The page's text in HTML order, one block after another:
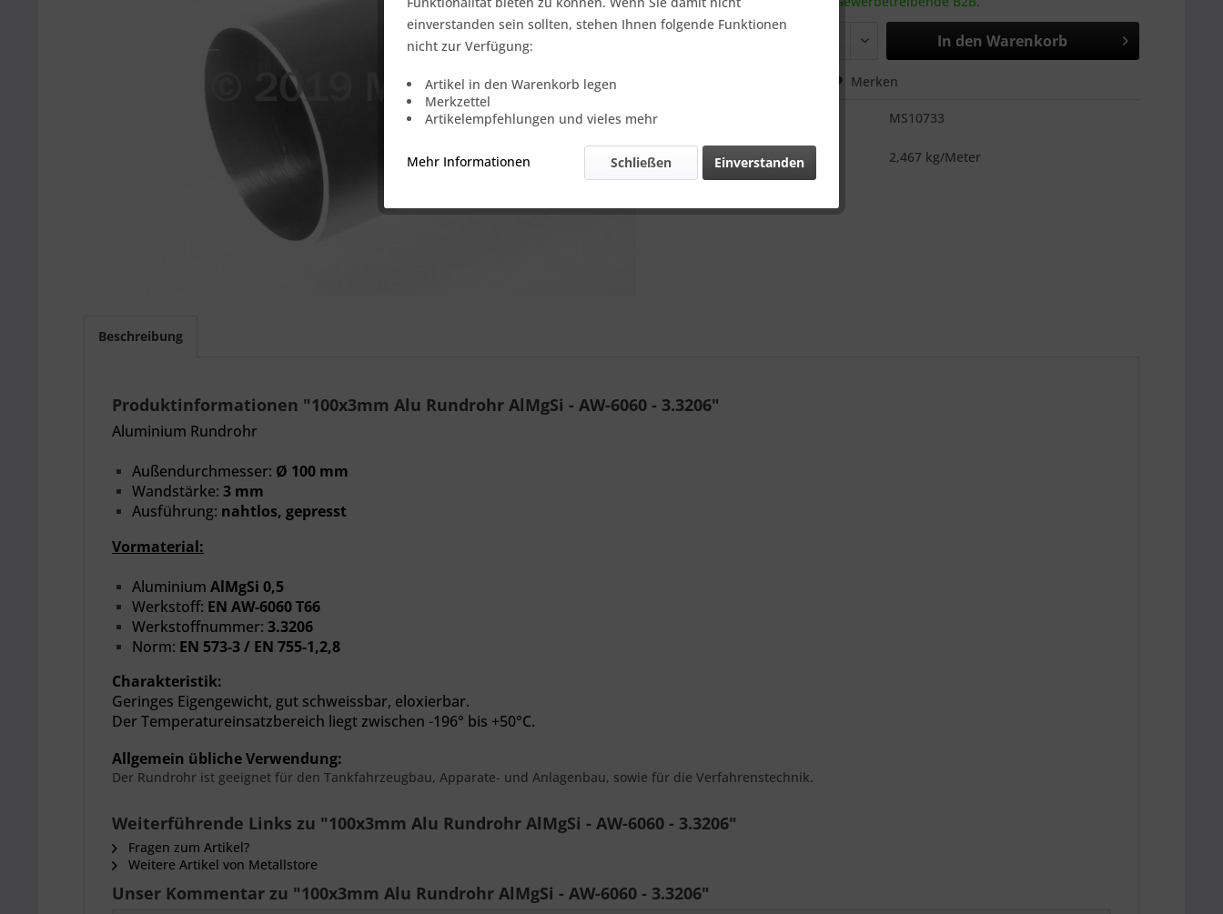
In den Warenkorb
Merken
MS10733
Gewicht::
2,467 kg/Meter
Beschreibung
Produktinformationen "100x3mm Alu Rundrohr AlMgSi - AW-6060 - 3.3206"
Aluminium Rundrohr
Außendurchmesser: Ø 100 mm
Wandstärke: 3 mm
Ausführung: nahtlos, gepresst
Vormaterial:
Aluminium AlMgSi 0,5
Werkstoff: EN AW-6060 T66
Werkstoffnummer: 3.3206
Norm: EN 573-3 / EN 755-1,2,8
Charakteristik:
Geringes Eigengewicht, gut schweissbar, eloxierbar.
DerTemperatureinsatzbereich liegt zwischen -196° bis +50°C.
Allgemein übliche Verwendung:
Der Rundrohr ist geeignet für den Tankfahrzeugbau, Apparate- und Anlagenbau, sowie für die Verfahrenstechnik.
Weiterführende Links zu "100x3mm Alu Rundrohr AlMgSi - AW-6060 - 3.3206"
Fragen zum Artikel?
Weitere Artikel von Metallstore
Unser Kommentar zu "100x3mm Alu Rundrohr AlMgSi - AW-6060 - 3.3206"
einverstanden sein sollten, stehen Ihnen folgende Funktionen
nicht zur Verfügung:
Artikel in den Warenkorb legen
Merkzettel
Artikelempfehlungen und vieles mehr
Mehr Informationen Einverstanden
Schließen